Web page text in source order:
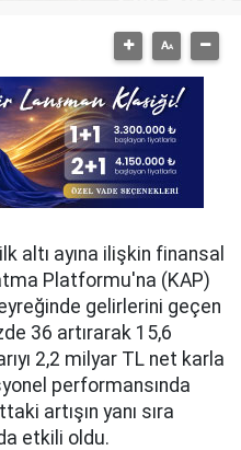
altı ayına ilişkin finansal
Platformu'na (KAP)
gelirlerini geçen
36 artırarak 15,6
2,2 milyar TL net karla
performansında
artışın yanı sıra
etkili oldu.